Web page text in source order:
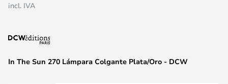
comienzo
la
deIn The Sun 270 Lámpara Colgante Plata/Oro - DCW
incl. IVA